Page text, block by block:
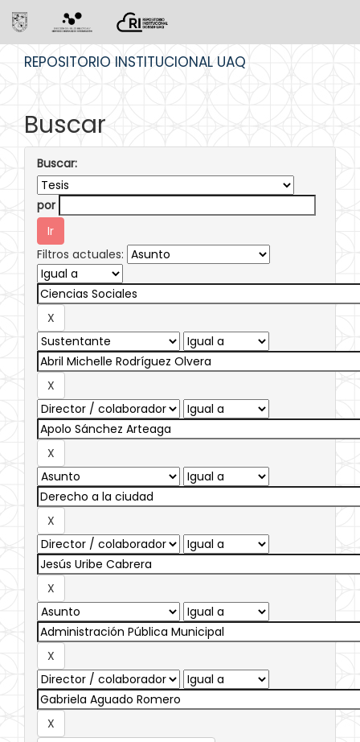
REPOSITORIO INSTITUCIONAL UAQ
Buscar
Buscar:
por
Filtros actuales: